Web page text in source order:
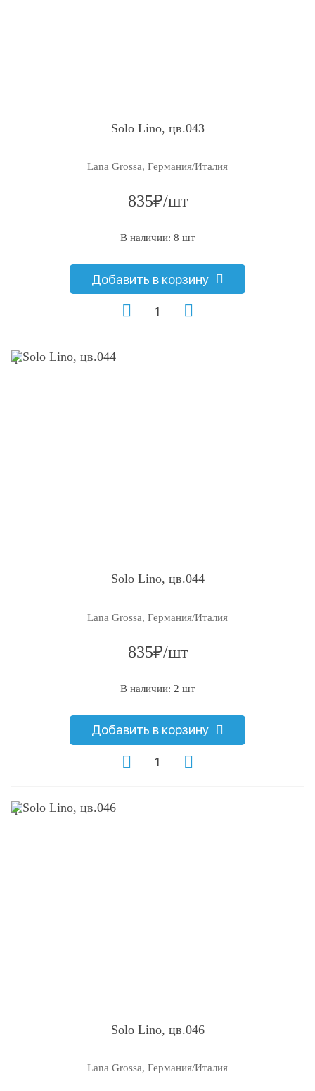
Solo Lino, цв.043
Lana Grossa, Германия/Италия
835₽/шт
В наличии: 8 шт
Добавить в корзину
q
Solo Lino, цв.044
Lana Grossa, Германия/Италия
835₽/шт
В наличии: 2 шт
Добавить в корзину
q
Solo Lino, цв.046
Lana Grossa, Германия/Италия